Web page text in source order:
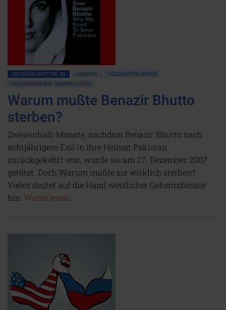
ZEITENSCHRIFT NR. 58 AMERIKA
INSZENIERTE KRIEGE
MASSENMEDIEN • MANIPULATION
Warum mußte Benazir Bhutto
sterben?
Zweieinhalb Monate, nachdem Benazir Bhutto nach
achtjährigem Exil in ihre Heimat Pakistan
zurückgekehrt war, wurde sie am 27. Dezember 2007
getötet. Doch Warum mußte sie wirklich sterben?
Vieles deutet auf die Hand westlicher Geheimdienste
hin. Weiterlesen...